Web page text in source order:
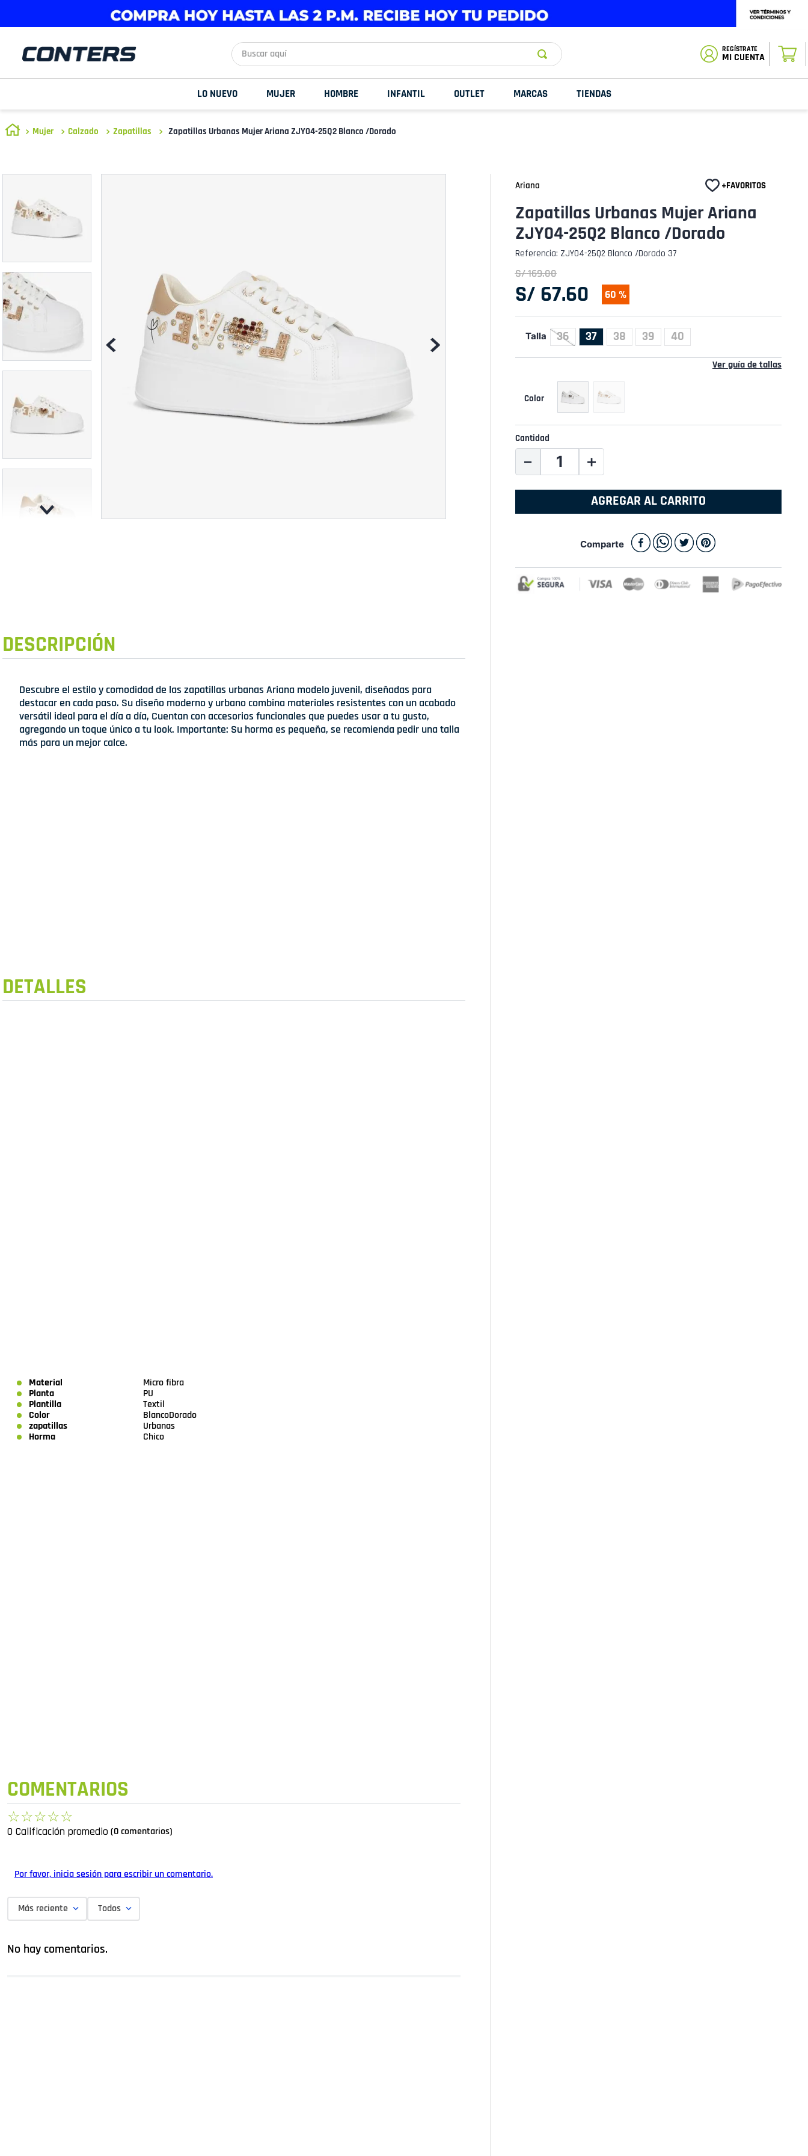
Buscar aquí
MI CUENTA
LO NUEVO MUJER HOMBRE INFANTIL OUTLET MARCAS TIENDAS
Mujer Calzado Zapatillas Zapatillas Urbanas Mujer Ariana ZJY04-25Q2 Blanco /Dorado
DESCRIPCIÓN
Descubre el estilo y comodidad de las zapatillas urbanas Ariana modelo juvenil, diseñadas para
destacar en cada paso. Su diseño moderno y urbano combina materiales resistentes con un acabado
versátil ideal para el día a día, Cuentan con accesorios funcionales que puedes usar a tu gusto,
agregando un toque único a tu look. Importante: Su horma es pequeña, se recomienda pedir una talla
más para un mejor calce.
DETALLES
Material
Micro fibra
Planta
PU
Plantilla
Textil
Color
BlancoDorado
zapatillas
Urbanas
Horma
Chico
COMENTARIOS
☆☆☆☆☆
0 Calificación promedio (0 comentarios)
Por favor, inicia sesión para escribir un comentario.
Más reciente Todos
No hay comentarios.
Ariana
Zapatillas Urbanas Mujer Ariana
ZJY04-25Q2 Blanco /Dorado
Referencia: ZJY04-25Q2 Blanco /Dorado 37
S/169.00
S/ 67.60 60 %
Talla 36 37 38 39 40
Ver guía de tallas
Cantidad
＋
－
AGREGAR AL CARRITO
Comparte